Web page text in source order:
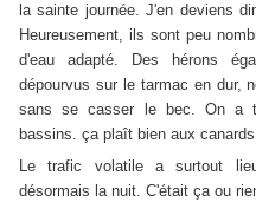
la sainte journée. J'en deviens
Heureusement, ils sont peu
d'eau adapté. Des hérons
dépourvus sur le tarmac en dur,
sans se casser le bec. On a
bassins. ça plaît bien aux
Le trafic volatile a surtout
désormais la nuit. C'était ça ou